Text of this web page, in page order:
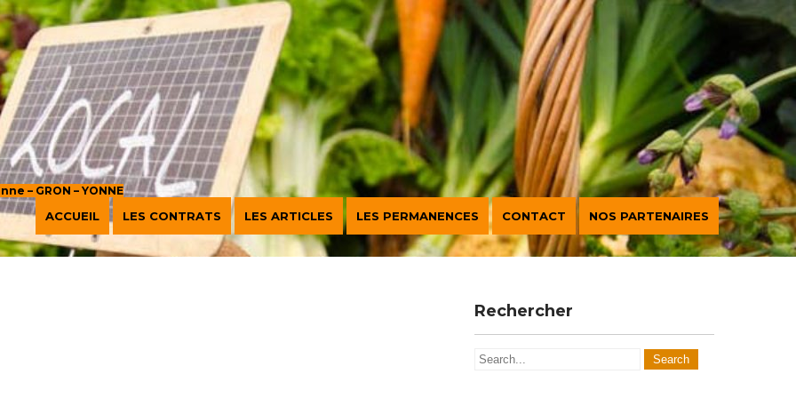
– GRON – YONNE
ACCUEIL LES CONTRATS LES ARTICLES LES PERMANENCES CONTACT NOS PARTENAIRES
Rechercher